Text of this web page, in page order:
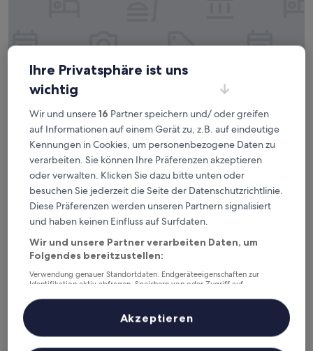
Safeer International Hotel
Safeer International Hotel
4.0-
Sterne-
Unterkunft
von
Gut,
Bewertungen)
7,6/10 Gut (14 Bewertungen)
Der
36 €
inkl. Steuern & Gebühren
IntercityHotel Muscat
Ihre Privatsphäre ist uns
wichtig
Wir und unsere16 Partner speichern und/ oder greifen
auf Informationen auf einem Gerät zu, z.B. auf eindeutige
Kennungen in Cookies, um personenbezogene Daten zu
verarbeiten. Sie können Ihre Präferenzen akzeptieren
oder verwalten. Klicken Sie dazu bitte unten oder
besuchen Sie jederzeit die Seite der Datenschutzrichtlinie.
Diese Präferenzen werden unseren Partnern signalisiert
und haben keinen Einfluss auf Surfdaten.
Wir und unsere Partner verarbeiten Daten, um
Folgendes bereitzustellen:
Verwendung genauer Standortdaten. Endgeräteeigenschaften zur
Identifikation aktiv abfragen. Speichern von oder Zugriff auf
Inhalte, Messung von Werbeleistung und der Performance von Inhalten,
Zielgruppenforschung sowie Entwicklung und Verbesserung von
Liste der Partner (Lieferanten)
Akzeptieren